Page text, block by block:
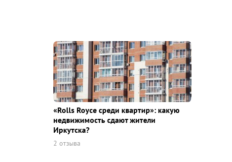
«Rolls Royce среди квaртир»: какую
недвижимость сдают жители
Иркутска?
2 отзыва